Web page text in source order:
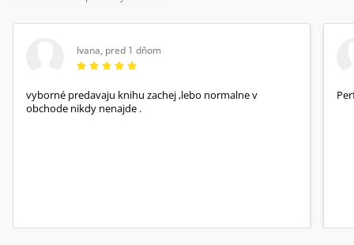
Ivana, pred 1 dňom
vyborné predavaju knihu zachej ,lebo normalne v
obchode nikdy nenajde .